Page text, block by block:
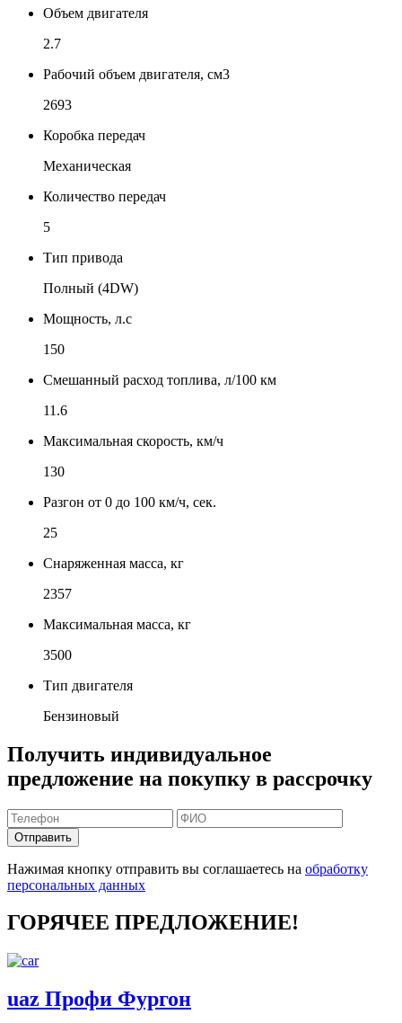
Объем двигателя
2.7
Рабочий объем двигателя, см3
2693
Коробка передач
Механическая
Количество передач
5
Тип привода
Полный (4DW)
Мощность, л.с
150
Смешанный расход топлива, л/100 км
11.6
Максимальная скорость, км/ч
130
Разгон от 0 до 100 км/ч, сек.
25
Снаряженная масса, кг
2357
Максимальная масса, кг
3500
Тип двигателя
Бензиновый
Получить индивидуальное
предложение на покупку в рассрочку
Отправить
Нажимая кнопку отправить вы соглашаетесь на обработку
персональных данных
ГОРЯЧЕЕ ПРЕДЛОЖЕНИЕ!
uaz Профи Фургон